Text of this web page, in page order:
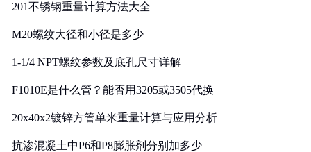
201不锈钢重量计算方法大全
M20螺纹大径和小径是多少
1-1/4 NPT螺纹参数及底孔尺寸详解
F1010E是什么管？能否用3205或3505代换
20x40x2镀锌方管单米重量计算与应用分析
抗渗混凝土中P6和P8膨胀剂分别加多少